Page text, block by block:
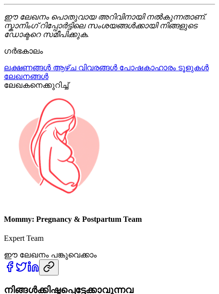
ഈ ലേഖനം പൊതുവായ അറിവിനായി നൽകുന്നതാണ്.
സ്കാനിംഗ് റിപ്പോർട്ടിലെ സംശയങ്ങൾക്കായി നിങ്ങളുടെ
ഡോക്ടറെ സമീപിക്കുക.
ഗർഭകാലം
ലക്ഷണങ്ങൾ ആഴ്ച വിവരങ്ങൾ പോഷകാഹാരം ടൂളുകൾ
ലേഖനങ്ങൾ
ലേഖകനെക്കുറിച്ച്
Mommy: Pregnancy & Postpartum Team
Expert Team
ഈ ലേഖനം പങ്കുവെക്കാം
നിങ്ങൾക്കിഷ്ടപ്പെട്ടേക്കാവുന്നവ